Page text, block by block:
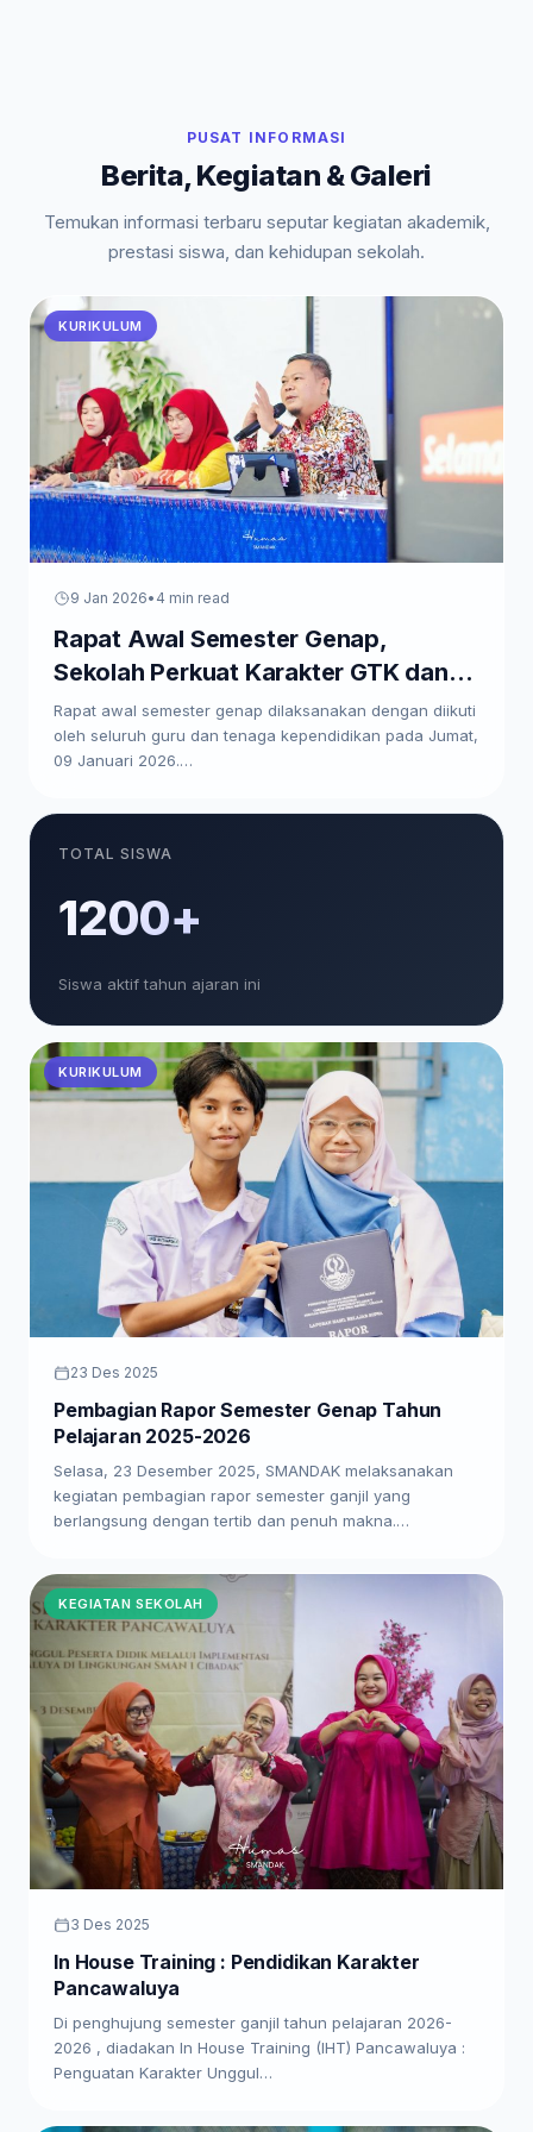
PUSAT INFORMASI
Berita, Kegiatan & Galeri
Temukan informasi terbaru seputar kegiatan akademik,
prestasi siswa, dan kehidupan sekolah.
KURIKULUM
9 Jan 2026• 4 min read
Rapat Awal Semester Genap,
Sekolah Perkuat Karakter GTK dan
Paparkan Program Kerja
Rapat awal semester genap dilaksanakan dengan diikuti
oleh seluruh guru dan tenaga kependidikan pada Jumat,
09 Januari 2026.…
TOTAL SISWA
1200+
Siswa aktif tahun ajaran ini
KURIKULUM
23 Des 2025
Pembagian Rapor Semester Genap Tahun
Pelajaran 2025-2026
Selasa, 23 Desember 2025, SMANDAK melaksanakan
kegiatan pembagian rapor semester ganjil yang
berlangsung dengan tertib dan penuh makna.…
KEGIATAN SEKOLAH
3 Des 2025
In House Training : Pendidikan Karakter
Pancawaluya
Di penghujung semester ganjil tahun pelajaran 2026-
2026 , diadakan In House Training (IHT) Pancawaluya :
Penguatan Karakter Unggul…